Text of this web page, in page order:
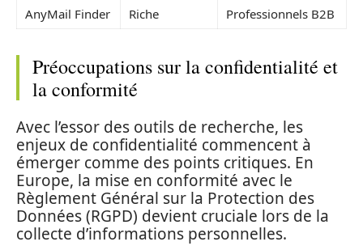
AnyMail Finder Riche Professionnels B2B
Préoccupations sur la confidentialité et
la conformité
Avec l’essor des outils de recherche, les
enjeux de confidentialité commencent à
émerger comme des points critiques. En
Europe, la mise en conformité avec le
Règlement Général sur la Protection des
Données (RGPD) devient cruciale lors de la
collecte d’informations personnelles.